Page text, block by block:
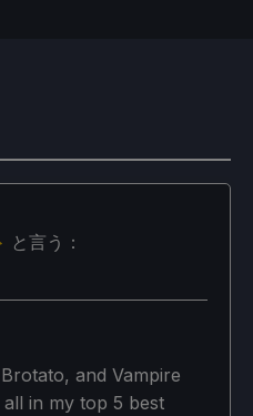
と言う：
and Vampire
in my top 5 best